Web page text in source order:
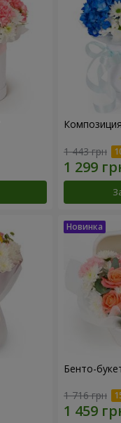
1 443 грн
Бенто-
1 716 грн